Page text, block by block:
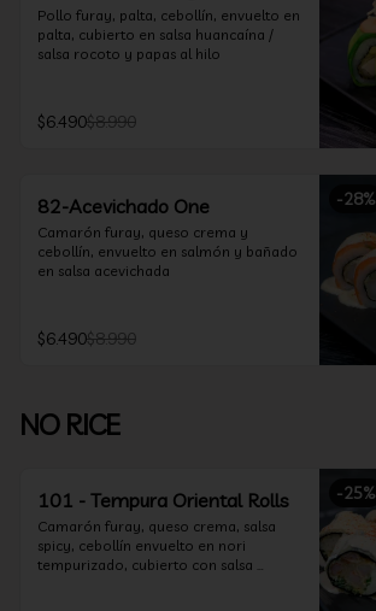
Pollo furay, palta, cebollín, envuelto en
palta, cubierto en salsa huancaína /
salsa rocoto y papas al hilo
$6.490$8.990
-28%
82-Acevichado One
Camarón furay, queso crema y
cebollín, envuelto en salmón y bañado
en salsa acevichada
$6.490$8.990
NO RICE
-25%
101 - Tempura Oriental Rolls
Camarón furay, queso crema, salsa
spicy, cebollín envuelto en nori
tempurizado, cubierto con salsa